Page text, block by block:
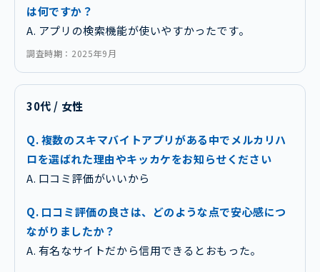
は何ですか？
A. アプリの検索機能が使いやすかったです。
調査時期：2025年9月
30代 / 女性
Q. 複数のスキマバイトアプリがある中でメルカリハ
ロを選ばれた理由やキッカケをお知らせください
A. 口コミ評価がいいから
Q. 口コミ評価の良さは、どのような点で安心感につ
ながりましたか？
A. 有名なサイトだから信用できるとおもった。